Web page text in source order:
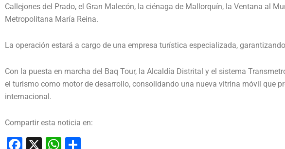
Callejones del Prado, el Gran Malecón, la ciénaga de Mallorquín, la Ventana al
Metropolitana María Reina.
La operación estará a cargo de una empresa turística especializada,
Con la puesta en marcha del Baq Tour, la Alcaldía Distrital y el sistema
el turismo como motor de desarrollo, consolidando una nueva vitrina móvil que
internacional.
Compartir esta noticia en:
Facebook
X WhatsApp